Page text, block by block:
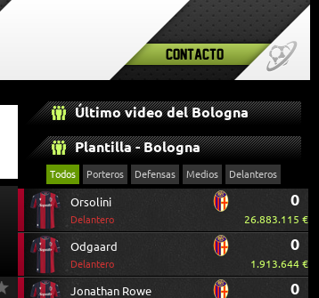
Contacto
Último video del Bologna
Plantilla - Bologna
Todos Porteros Defensas Medios Delanteros
Orsolini
Delantero
0
26.883.115 €
Odgaard
Delantero
0
1.913.644 €
Jonathan Rowe 0